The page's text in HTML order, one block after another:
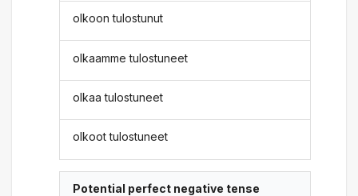
olkoon tulostunut
olkaamme tulostuneet
olkaa tulostuneet
olkoot tulostuneet
Potential perfect negative tense